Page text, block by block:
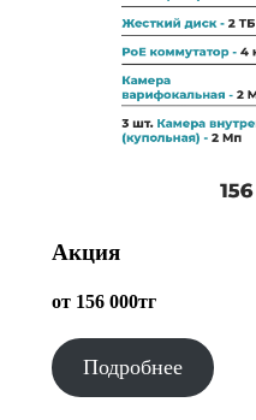
Акция
от 156 000тг
Подробнее